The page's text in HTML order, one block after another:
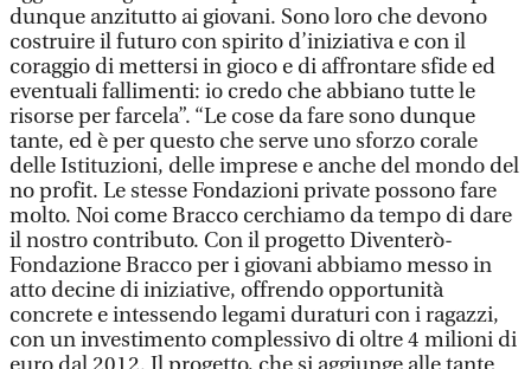
dunque anzitutto ai giovani. Sono loro che devono
costruire il futuro con spirito d’iniziativa e con il
coraggio di mettersi in gioco e di affrontare sfide ed
eventuali fallimenti: io credo che abbiano tutte le
risorse per farcela”. “Le cose da fare sono dunque
tante, ed è per questo che serve uno sforzo corale
delle Istituzioni, delle imprese e anche del mondo del
no profit. Le stesse Fondazioni private possono fare
molto. Noi come Bracco cerchiamo da tempo di dare
il nostro contributo. Con il progetto Diventerò-
Fondazione Bracco per i giovani abbiamo messo in
atto decine di iniziative, offrendo opportunità
concrete e intessendo legami duraturi con i ragazzi,
con un investimento complessivo di oltre 4 milioni di